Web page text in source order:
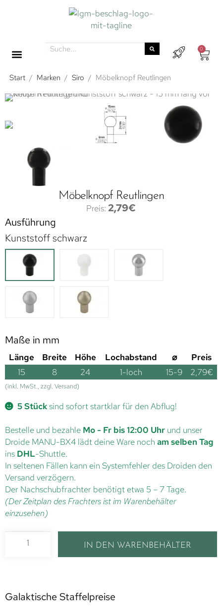
0
Start / Marken / Siro / Möbelknopf Reutlingen
Möbelknopf Reutlingen
2,79€
Ausführung
Kunststoff schwarz
Maße in mm
Länge Breite Höhe Lochabstand ⌀
Preis
15
8 24 1-loch 15-9 2,79€
(inkl. MwSt., zzgl. Versand)
5 Stücksind sofort startklar für den Abflug!
Bestelle und bezahle Mo - Fr bis 12:00 Uhr und unser
Droide MANU-BX4 lädt deine Ware noch am selben Tag
ins DHL-Shuttle.
In seltenen Fällen kann ein Systemfehler des Droiden den
Versand verzögern.
Der Nachschubfrachter benötigt etwa 5 – 7 Tage.
(Der Zeitplan des Frachters ist im Warenbehälter
einzusehen)
IN DEN WARENBEHÄLTER
Galaktische Staffelpreise